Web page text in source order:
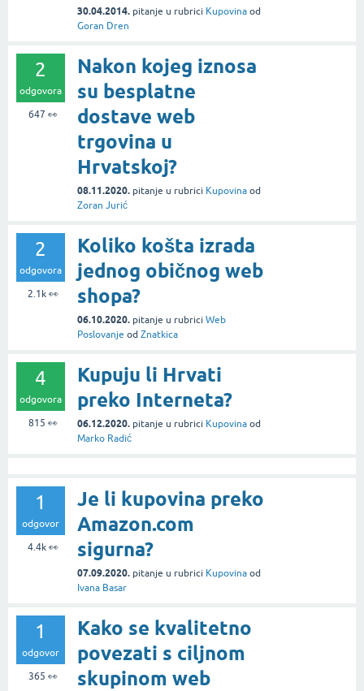
30.04.2014. pitanje u rubrici Kupovina od
Goran Dren
2
odgovora
647 👀
Nakon kojeg iznosa
su besplatne
dostave web
trgovina u
Hrvatskoj?
08.11.2020. pitanje u rubrici Kupovina od
Zoran Jurić
2
odgovora
2.1k👀
Koliko košta izrada
jednog običnog web
shopa?
06.10.2020. pitanje u rubrici Web
Poslovanje od Znatkica
4
odgovora
815 👀
Kupuju li Hrvati
preko Interneta?
06.12.2020. pitanje u rubrici Kupovina od
Marko Radić
1
odgovor
4.4k👀
Je li kupovina preko
Amazon.com
sigurna?
07.09.2020. pitanje u rubrici Kupovina od
Ivana Basar
1
odgovor
365 👀
Kako se kvalitetno
povezati s ciljnom
skupinom web